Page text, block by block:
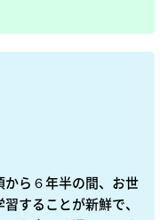
ら６年半の間、お世
することが新鮮で、